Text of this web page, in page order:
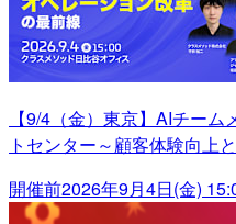
【9/4（金）東京】AIチー
トセンター～顧客体験向上
開催前2026年9月4日(金)